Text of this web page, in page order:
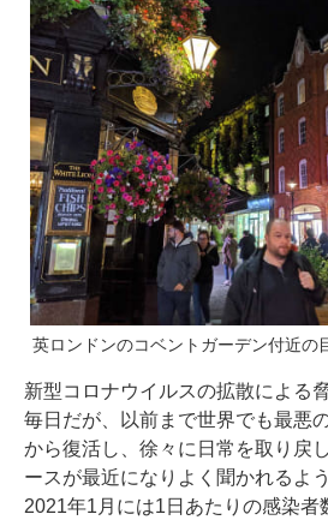
英ロンドンのコベントガーデン付近の
新型コロナウイルスの拡散による
毎日だが、以前まで世界でも最悪
から復活し、徐々に日常を取り戻
ースが最近になりよく聞かれるよ
2021年1月には1日あたりの感染者